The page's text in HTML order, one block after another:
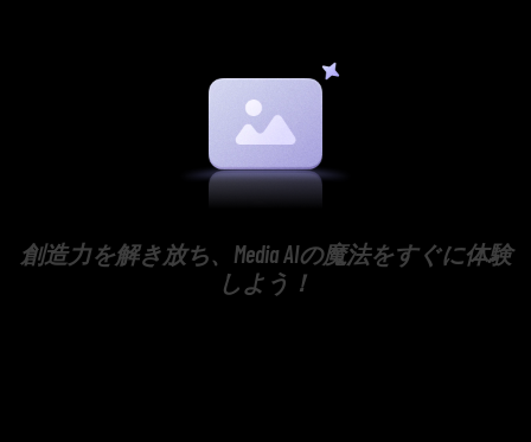
創造力を解き放ち、Media AIの魔法をすぐに体験
しよう！